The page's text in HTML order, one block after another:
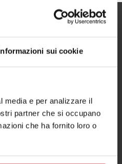
sui cookie
media e per analizzare il
partner che si occupano
che ha fornito loro o